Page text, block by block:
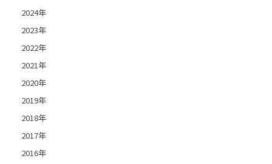
2024年
2023年
2022年
2021年
2020年
2019年
2018年
2017年
2016年